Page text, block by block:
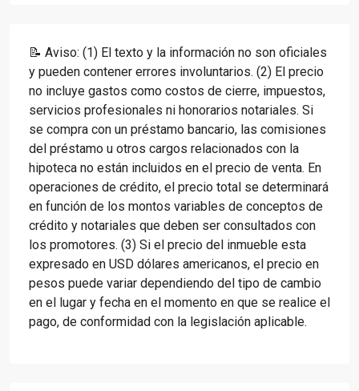
📝 Aviso: (1) El texto y la información no son oficiales
y pueden contener errores involuntarios. (2) El precio
no incluye gastos como costos de cierre, impuestos,
servicios profesionales ni honorarios notariales. Si
se compra con un préstamo bancario, las comisiones
del préstamo u otros cargos relacionados con la
hipoteca no están incluidos en el precio de venta. En
operaciones de crédito, el precio total se determinará
en función de los montos variables de conceptos de
crédito y notariales que deben ser consultados con
los promotores. (3) Si el precio del inmueble esta
expresado en USD dólares americanos, el precio en
pesos puede variar dependiendo del tipo de cambio
en el lugar y fecha en el momento en que se realice el
pago, de conformidad con la legislación aplicable.